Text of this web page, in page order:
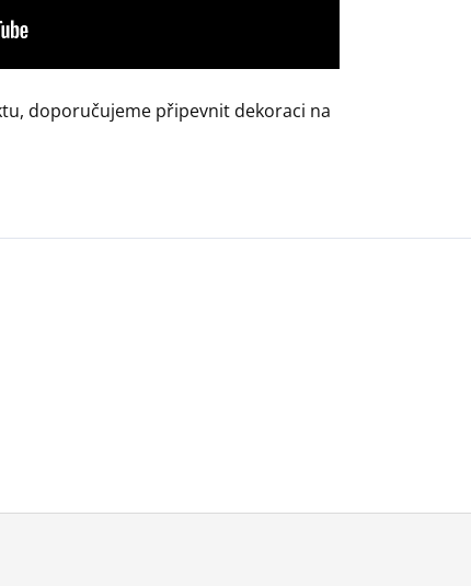
doporučujeme připevnit dekoraci na